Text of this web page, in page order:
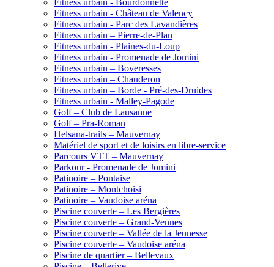
Fitness urbain - Château de Valency
Fitness urbain - Parc des Lavandières
Fitness urbain – Pierre-de-Plan
Fitness urbain - Plaines-du-Loup
Fitness urbain - Promenade de Jomini
Fitness urbain – Boveresses
Fitness urbain – Chauderon
Fitness urbain – Borde - Pré-des-Druides
Fitness urbain - Malley-Pagode
Golf – Club de Lausanne
Golf – Pra-Roman
Helsana-trails – Mauvernay
Matériel de sport et de loisirs en libre-service
Parcours VTT – Mauvernay
Parkour - Promenade de Jomini
Patinoire – Pontaise
Patinoire – Montchoisi
Patinoire – Vaudoise aréna
Piscine couverte – Les Bergières
Piscine couverte – Grand-Vennes
Piscine couverte – Vallée de la Jeunesse
Piscine couverte – Vaudoise aréna
Piscine de quartier – Bellevaux